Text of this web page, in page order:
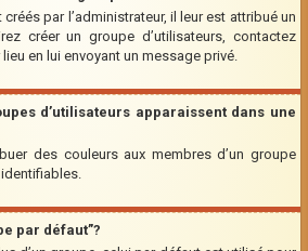
par l’administrateur, il leur est attribué un
créer un groupe d’utilisateurs, contactez
lieu en lui envoyant un message privé.
d’utilisateurs apparaissent dans une
des couleurs aux membres d’un groupe
par défaut”?